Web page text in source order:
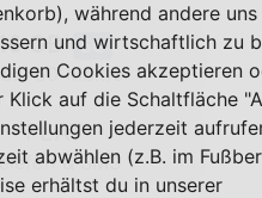
GB 5G
50 Mbit/s
FLAT
& SMS
während andere
und wirtschaftlich zu
Cookies akzeptieren
Klick auf die Schaltfläche
jederzeit
abwählen (z.B. im
erhältst du in unserer